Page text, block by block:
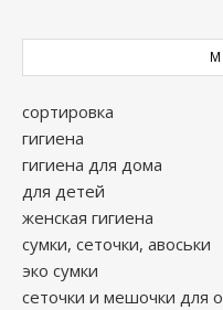
сортировка
гигиена
гигиена для дома
для детей
женская гигиена
сумки, сеточки, авоськи
эко сумки
сеточки и мешочки для